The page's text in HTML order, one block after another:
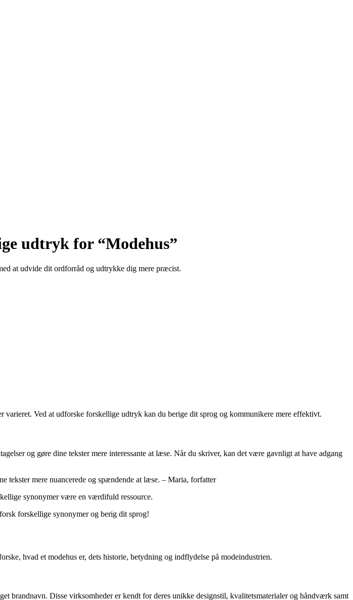
udtryk for “Modehus”
at udvide dit ordforråd og udtrykke dig mere præcist.
Ved at udforske forskellige udtryk kan du berige dit sprog og kommunikere mere effektivt.
og gøre dine tekster mere interessante at læse. Når du skriver, kan det være gavnligt at have adgang
mere nuancerede og spændende at læse. – Maria, forfatter
synonymer være en værdifuld ressource.
forskellige synonymer og berig dit sprog!
hvad et modehus er, dets historie, betydning og indflydelse på modeindustrien.
brandnavn. Disse virksomheder er kendt for deres unikke designstil, kvalitetsmaterialer og håndværk samt